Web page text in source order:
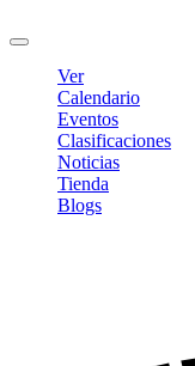
Ver
Calendario
Eventos
Clasificaciones
Noticias
Tienda
Blogs